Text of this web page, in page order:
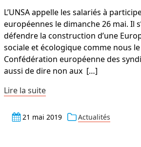
L’UNSA appelle les salariés à
européennes le dimanche 26 mai. Il
défendre la construction d’une
sociale et écologique comme nous
Confédération européenne des
aussi de dire non aux […]
Lire la suite
21 mai 2019 Actualités